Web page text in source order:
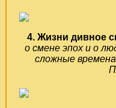
4. Жизни дивное
о смене эпох и о
сложные